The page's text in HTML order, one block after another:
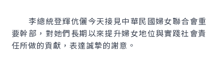
李總統登輝伉儷今天接見中華民國婦女聯合會重
要幹部，對她們長期以來提升婦女地位與實踐社會責
任所做的貢獻，表達誠摯的謝意。